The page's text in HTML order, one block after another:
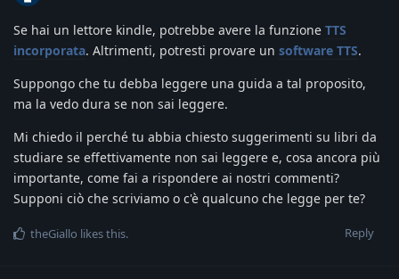
Se hai un lettore kindle, potrebbe avere la funzione TTS
incorporata. Altrimenti, potresti provare un software TTS.
Suppongo che tu debba leggere una guida a tal proposito,
ma la vedo dura se non sai leggere.
Mi chiedo il perché tu abbia chiesto suggerimenti su libri da
studiare se effettivamente non sai leggere e, cosa ancora più
importante, come fai a rispondere ai nostri commenti?
Supponi ciò che scriviamo o c'è qualcuno che legge per te?
Reply
theGiallo likes this.